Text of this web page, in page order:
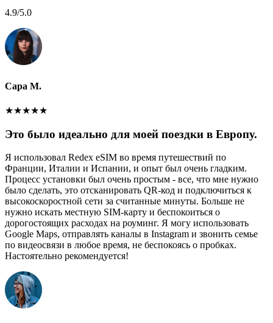
4.9/5.0
Сара М.
★★★★★
Это было идеально для моей поездки в Европу.
Я использовал Redex eSIM во время путешествий по
Франции, Италии и Испании, и опыт был очень гладким.
Процесс установки был очень простым - все, что мне нужно
было сделать, это отсканировать QR-код и подключиться к
высокоскоростной сети за считанные минуты. Больше не
нужно искать местную SIM-карту и беспокоиться о
дорогостоящих расходах на роуминг. Я могу использовать
Google Maps, отправлять каналы в Instagram и звонить семье
по видеосвязи в любое время, не беспокоясь о пробках.
Настоятельно рекомендуется!